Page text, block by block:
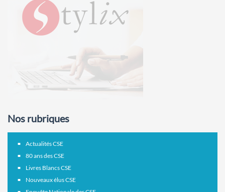
Nos rubriques
Actualités CSE
80 ans des CSE
Livres Blancs CSE
Nouveaux élus CSE